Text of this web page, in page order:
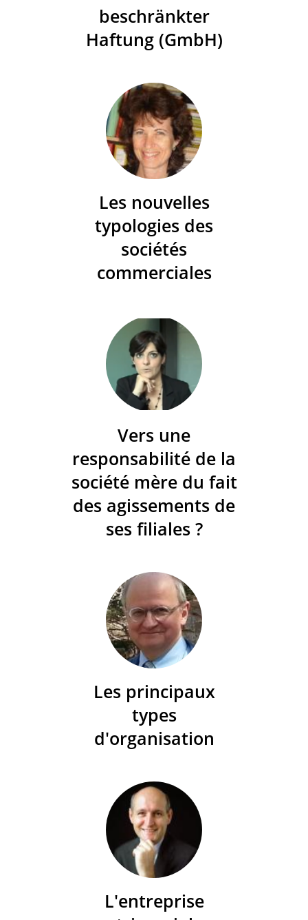
beschränkter
Haftung (GmbH)
Les nouvelles
typologies des
sociétés
commerciales
Vers une
responsabilité de la
société mère du fait
des agissements de
ses filiales ?
Les principaux
types
d'organisation
L'entreprise